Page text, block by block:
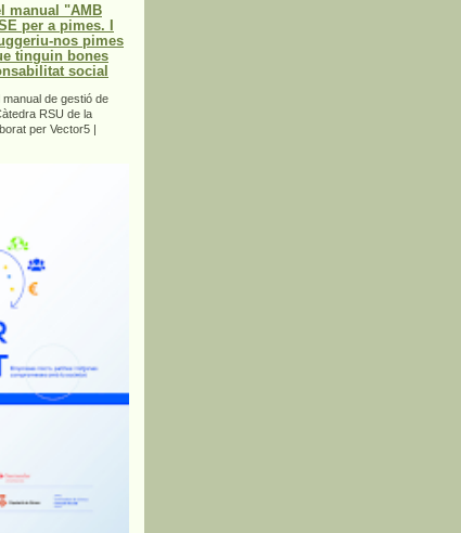
manual "AMB
per a pimes. I
nos pimes
tinguin bones
social
de gestió de
RSU de la
per Vector5 |